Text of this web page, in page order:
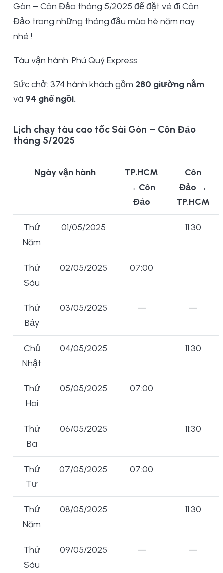
Gòn – Côn Đảo tháng 5/2025 để đặt vé đi Côn
Đảo trong những tháng đầu mùa hè năm nay
nhé !
Tàu vận hành: Phú Quý Express
Sức chở: 374 hành khách gồm 280 giường nằm
và 94 ghế ngồi.
Lịch chạy tàu cao tốc Sài Gòn – Côn Đảo
tháng 5/2025
Ngày vận hành
TP.HCM
→ Côn
Đảo
Côn
Đảo →
TP.HCM
Thứ
Năm
01/05/2025 11:30
Thứ
Sáu
02/05/2025 07:00
Thứ
Bảy
03/05/2025 — —
Chủ
Nhật
04/05/2025 11:30
Thứ
Hai
05/05/2025 07:00
Thứ
Ba
06/05/2025 11:30
Thứ
Tư
07/05/2025 07:00
Thứ
Năm
08/05/2025 11:30
Thứ
Sáu
09/05/2025 — —